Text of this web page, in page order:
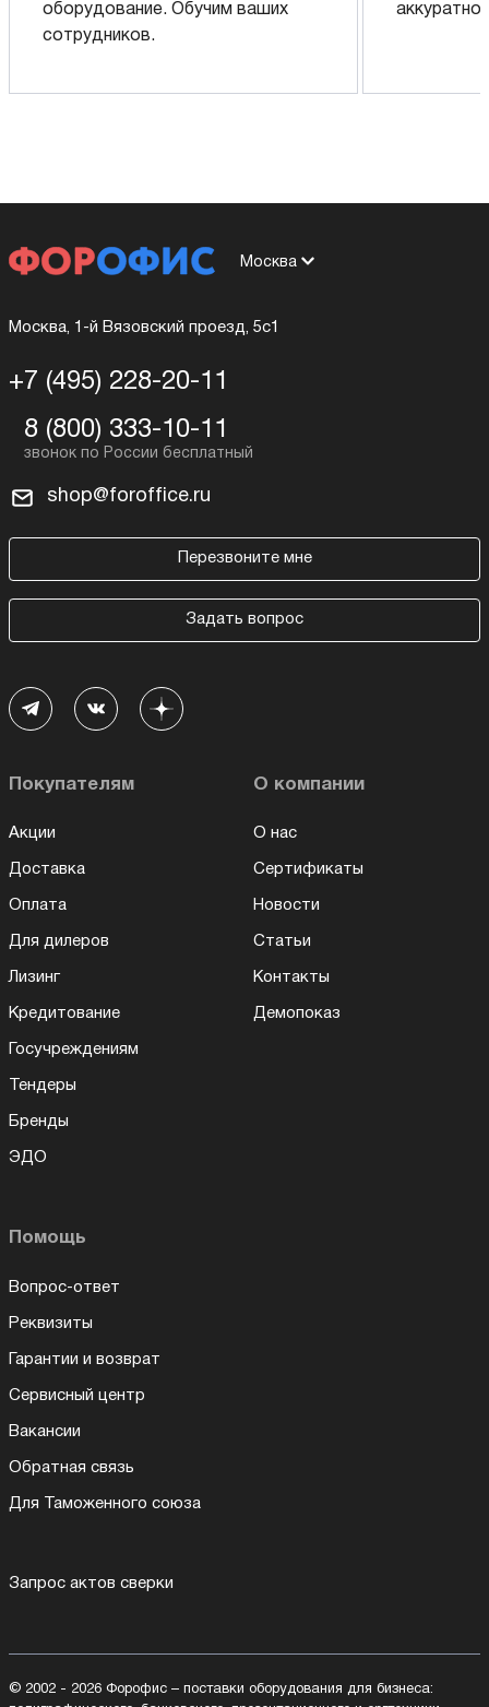
оборудование. Обучим ваших
сотрудников.
аккуратно
Москва
Москва, 1-й Вязовский проезд, 5с1
+7 (495) 228-20-11
8 (800) 333-10-11
shop@foroffice.ru
Перезвоните мне
Задать вопрос
Покупателям
Акции
Доставка
Оплата
Для дилеров
Лизинг
Кредитование
Госучреждениям
Тендеры
Бренды
ЭДО
О компании
О нас
Сертификаты
Новости
Статьи
Контакты
Демопоказ
Помощь
Вопрос-ответ
Реквизиты
Гарантии и возврат
Сервисный центр
Вакансии
Обратная связь
Для Таможенного союза
Запрос актов сверки
© 2002 - 2026 Форофис – поставки оборудования для бизнеса: